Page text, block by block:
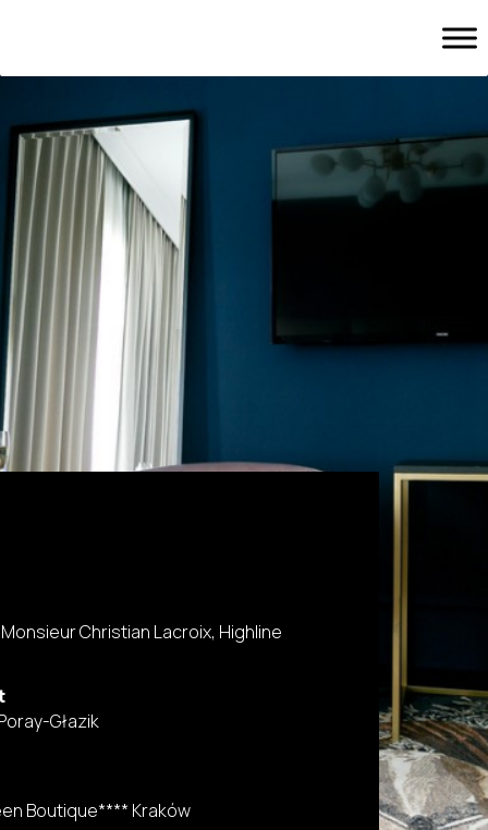
Christian Lacroix, Highline
Głazik
Boutique**** Kraków